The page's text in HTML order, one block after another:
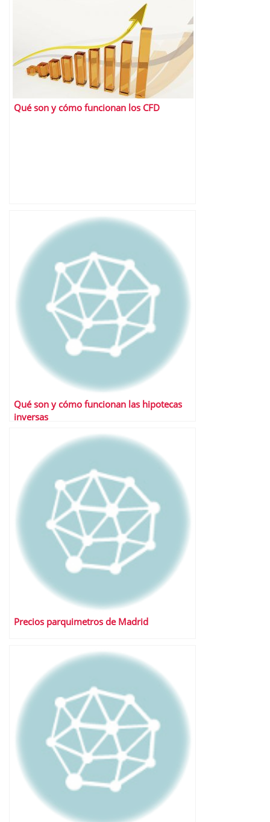
Qué son y cómo funcionan los CFD
Qué son y cómo funcionan las hipotecas
inversas
Precios parquimetros de Madrid